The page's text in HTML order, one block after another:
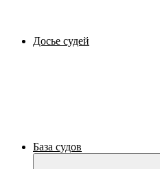
Досье судей
База судов